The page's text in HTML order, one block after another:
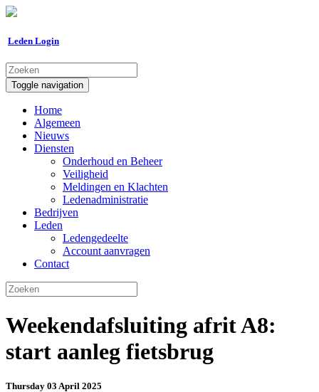
Leden Login
Toggle navigation
Home
Algemeen
Nieuws
Diensten
Onderhoud en Beheer
Veiligheid
Meldingen en Klachten
Ledenadministratie
Bedrijven
Leden
Ledengedeelte
Account aanvragen
Contact
Weekendafsluiting afrit A8:
start aanleg fietsbrug
Thursday 03 April 2025